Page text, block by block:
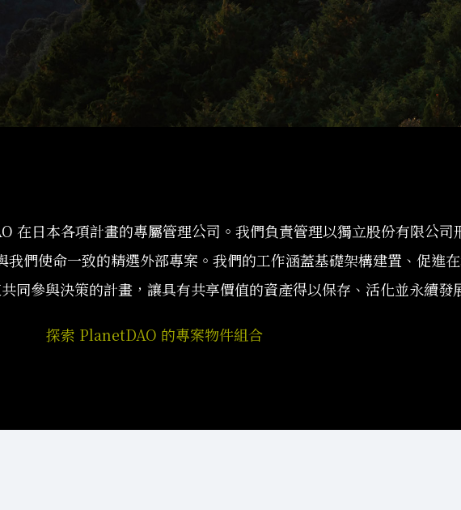
日本各項計畫的專屬管理公司。我們負責管理以獨立股份有限公司
我們使命一致的精選外部專案。我們的工作涵蓋基礎架構建置、促進
同參與決策的計畫，讓具有共享價值的資產得以保存、活化並永續發
探索 PlanetDAO 的專案物件組合